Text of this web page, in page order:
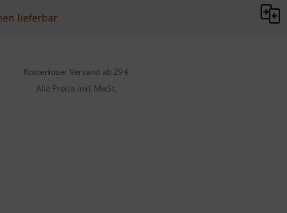
lieferbar
Kostenloser Versand ab 29 €
Alle Preise inkl. MwSt.